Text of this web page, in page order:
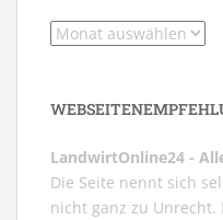
Archiv
LandwirtOnline24 -
Die Seite nennt sich
nicht ganz zu